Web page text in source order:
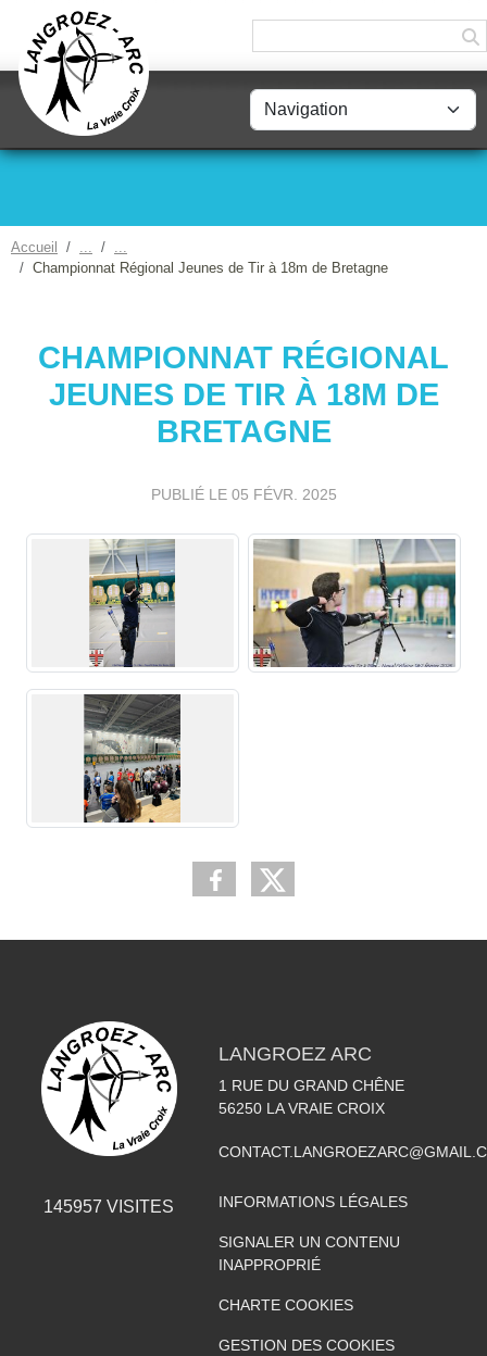
Accueil
Championnat Régional Jeunes de Tir à 18m de Bretagne
CHAMPIONNAT RÉGIONAL
JEUNES DE TIR À 18M DE
BRETAGNE
PUBLIÉ LE 05 FÉVR. 2025
145957 VISITES
LANGROEZ ARC
1 RUE DU GRAND CHÊNE
56250 LA VRAIE CROIX
INFORMATIONS LÉGALES
SIGNALER UN CONTENU
INAPPROPRIÉ
CHARTE COOKIES
GESTION DES COOKIES
Panneau de gestion des cookies